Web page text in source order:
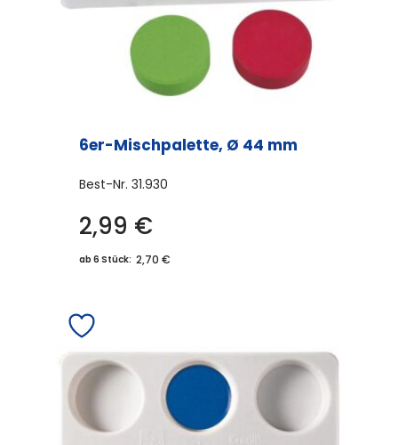
6er-Mischpalette, Ø 44 mm
Best-Nr. 31.930
2,99 €
ab 6 Stück: 2,70 €